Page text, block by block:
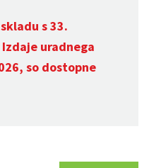
s 33.
uradnega
so dostopne